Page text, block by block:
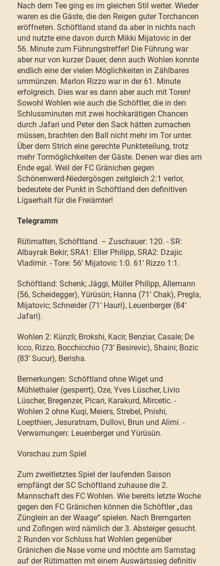
Nach dem Tee ging es im gleichen Stil weiter. Wieder
waren es die Gäste, die den Reigen guter Torchancen
eröffneten. Schöftland stand da aber in nichts nach
und nutzte eine davon durch Mikki Mijatovic in der
56. Minute zum Führungstreffer! Die Führung war
aber nur von kurzer Dauer, denn auch Wohlen konnte
endlich eine der vielen Möglichkeiten in Zählbares
ummünzen. Marlon Rizzo war in der 61. Minute
erfolgreich. Dies war es dann aber auch mit Toren!
Sowohl Wohlen wie auch die Schöftler, die in den
Schlussminuten mit zwei hochkarätigen Chancen
durch Jafari und Peter den Sack hätten zumachen
müssen, brachten den Ball nicht mehr im Tor unter.
Über dem Strich eine gerechte Punkteteilung, trotz
mehr Tormöglichkeiten der Gäste. Denen war dies am
Ende egal. Weil der FC Gränichen gegen
Schönenwerd-Niedergösgen zeitgleich 2:1 verlor,
bedeutete der Punkt in Schöftland den definitiven
Ligaerhalt für die Freiämter!
Telegramm
Rütimatten, Schöftland. – Zuschauer: 120. - SR:
Albayrak Bekir; SRA1: Eller Philipp, SRA2: Dzajic
Vladimir. - Tore: 56‘ Mijatovic 1:0. 61‘ Rizzo 1:1.
Schöftland: Schenk; Jäggi, Müller Philipp, Allemann
(56, Scheidegger), Yürüsün; Hanna (71‘ Chak), Pregla,
Mijatovic; Schneider (71‘ Hauri), Leuenberger (84‘
Jafari).
Wohlen 2: Künzli; Brokshi, Kacir, Benziar, Casale; De
Icco, Rizzo, Bocchicchio (73‘ Besirevic), Shaini; Bozic
(83’ Sucur), Berisha.
Bemerkungen: Schöftland ohne Wiget und
Mühlethaler (gesperrt), Oze, Yves Lüscher, Livio
Lüscher, Bregenzer, Picari, Karakurd, Mircetic. -
Wohlen 2 ohne Kuqi, Meiers, Strebel, Pnishi,
Loepthien, Jesuratnam, Dullovi, Brun und Alimi. -
Verwarnungen: Leuenberger und Yürüsün.
Vorschau zum Spiel
Zum zweitletztes Spiel der laufenden Saison
empfängt der SC Schöftland zuhause die 2.
Mannschaft des FC Wohlen. Wie bereits letzte Woche
gegen den FC Gränichen können die Schöftler „das
Zünglein an der Waage“ spielen. Nach Bremgarten
und Zofingen wird nämlich der 3. Absteiger gesucht.
2 Runden vor Schluss hat Wohlen gegenüber
Gränichen die Nase vorne und möchte am Samstag
auf der Rütimatten mit einem Auswärtssieg definitiv